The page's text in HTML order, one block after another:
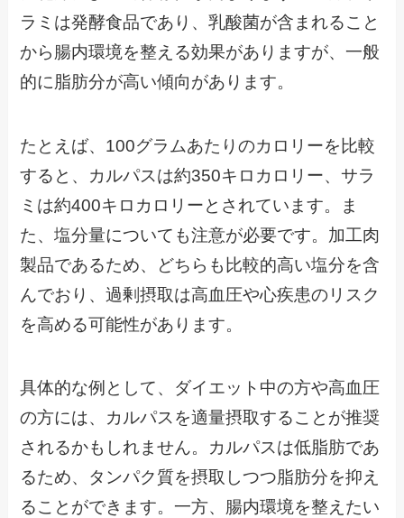
ラミは発酵食品であり、乳酸菌が含まれること
から腸内環境を整える効果がありますが、一般
的に脂肪分が高い傾向があります。
たとえば、100グラムあたりのカロリーを比較
すると、カルパスは約350キロカロリー、サラ
ミは約400キロカロリーとされています。ま
た、塩分量についても注意が必要です。加工肉
製品であるため、どちらも比較的高い塩分を含
んでおり、過剰摂取は高血圧や心疾患のリスク
を高める可能性があります。
具体的な例として、ダイエット中の方や高血圧
の方には、カルパスを適量摂取することが推奨
されるかもしれません。カルパスは低脂肪であ
るため、タンパク質を摂取しつつ脂肪分を抑え
ることができます。一方、腸内環境を整えたい